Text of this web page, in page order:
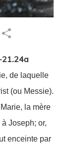
Print
21.24a
de laquelle
(ou Messie).
la mère
Joseph; or,
enceinte par